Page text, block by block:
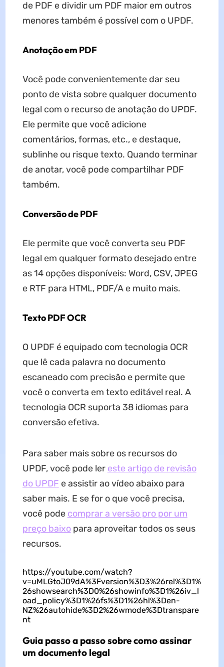
de PDF e dividir um PDF maior em outros
menores também é possível com o UPDF.
Anotação em PDF
Você pode convenientemente dar seu
ponto de vista sobre qualquer documento
legal com o recurso de anotação do UPDF.
Ele permite que você adicione
comentários, formas, etc., e destaque,
sublinhe ou risque texto. Quando terminar
de anotar, você pode compartilhar PDF
também.
Conversão de PDF
Ele permite que você converta seu PDF
legal em qualquer formato desejado entre
as 14 opções disponíveis: Word, CSV, JPEG
e RTF para HTML, PDF/A e muito mais.
Texto PDF OCR
O UPDF é equipado com tecnologia OCR
que lê cada palavra no documento
escaneado com precisão e permite que
você o converta em texto editável real. A
tecnologia OCR suporta 38 idiomas para
conversão efetiva.
Para saber mais sobre os recursos do
UPDF, você pode ler este artigo de revisão
do UPDF e assistir ao vídeo abaixo para
saber mais. E se for o que você precisa,
você pode comprar a versão pro por um
preço baixopara aproveitar todos os seus
recursos.
https://youtube.com/watch?
v=uMLGtoJ09dA%3Fversion%3D3%26rel%3D1%
26showsearch%3D0%26showinfo%3D1%26iv_l
oad_policy%3D1%26fs%3D1%26hl%3Den-
NZ%26autohide%3D2%26wmode%3Dtranspare
nt
Guia passo a passo sobre como assinar
um documento legal